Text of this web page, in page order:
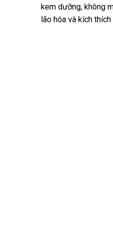
kem dưỡng, không
lão hóa và kích